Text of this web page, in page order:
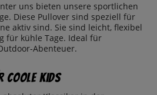
uns bieten unsere sportlichen
Diese Pullover sind speziell für
aktiv sind. Sie sind leicht, flexibel
für kühle Tage. Ideal für
Abenteuer.
Coole Kids